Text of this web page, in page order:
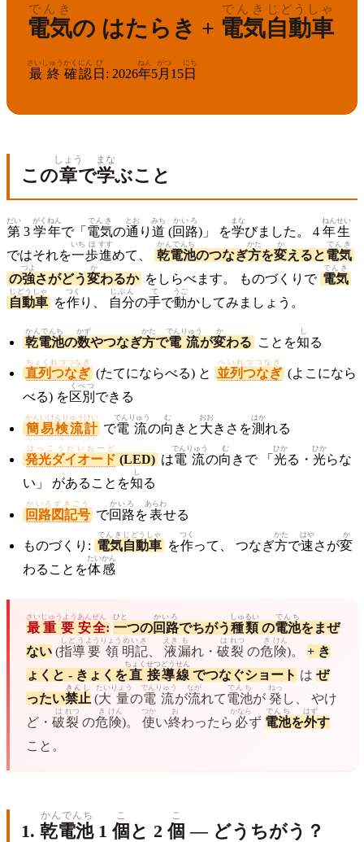
電気
でんき
の はたらき + 電気
でんき
自動車
じどうしゃ
最終
さいしゅう
確認
かくにん
日
び
: 2026年
ねん
5月
がつ
15日
にち
この章
しょう
で学
まな
ぶこと
第
だい
3 学年
がくねん
で「 電気
でんき
の通
とお
り 道
みち
(回路
かいろ
)」 を学
まな
びました。 4 年
ねん
生
せい
ではそれを一
いち
歩
ほ
進
すす
めて、 乾電池
かんでんち
のつなぎ方
かた
を変
か
えると電気
でんき
の強
つよ
さがどう変
か
わるか をしらべます。 ものづくりで 電気
でんき
自動車
じどうしゃ
を作
つく
り、 自分
じぶん
の手
て
で動
うご
かしてみましょう。
乾電池
かんでんち
の数
かず
やつなぎ方
かた
で電流
でんりゅう
が変
か
わる ことを知
し
る
直列つなぎ
ちょくれつつなぎ
(たてにならべる) と 並列つなぎ
へいれつつなぎ
(よこになら
べる) を区別
くべつ
できる
簡易検流計
かんいけんりゅうけい
で電流
でんりゅう
の向
む
きと 大
おお
きさを測
はか
れる
発光ダイオード
はっこうだいおーど
(LED) は電流
でんりゅう
の向
む
きで 「 光
ひか
る・ 光
ひか
らな
い」 があることを知
し
る
回路図記号
かいろずきごう
で回路
かいろ
を表
あらわ
せる
ものづくり: 電気
でんき
自動車
じどうしゃ
を作
つく
って、 つなぎ方
かた
で速
はや
さが変
か
わることを体感
たいかん
最
さい
重要
じゅうよう
安全
あんぜん
: 一
ひと
つの回路
かいろ
でちがう種
しゅ
類
るい
の電池
でんち
をまぜ
ない (指導
しどう
要領
ようりょう
明記
めいき
液
えき
漏
も
れ・ 破
は
裂
れつ
の危
き
険
けん
)。 + き
ょくと - きょくを直
ちょく
接
せつ
導
どう
線
せん
でつなぐショート は ぜ
ったい禁止
きんし
(大量
たいりょう
の電流
でんりゅう
が流
なが
れて電池
でんち
が 発
ねっ
し、 やけ
ど・ 破
は
裂
れつ
の危
き
険
けん
)。 使
つか
い終
お
わったら 必
かなら
ず 電池
でんち
を外
はず
す
こと。
1. 乾電池
かんでんち
1 個
こ
と 2 個
こ
— どうちがう？